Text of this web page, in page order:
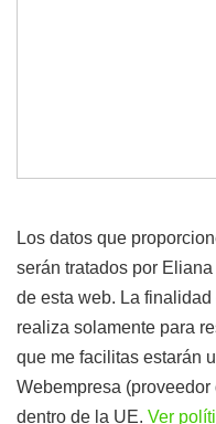
Los datos que
serán tratados por
de esta web. La
realiza solamente para
que me facilitas estarán
Webempresa
dentro de la UE. Ver